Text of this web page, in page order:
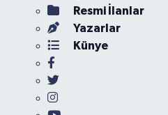
Resmi İlanlar
Yazarlar
Künye